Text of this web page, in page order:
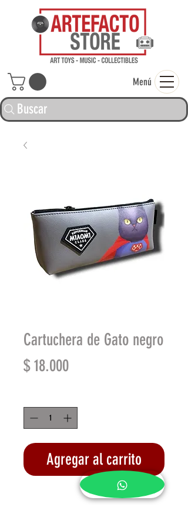
Buscar
Menú
Cartuchera de Gato negro
$ 18.000Precio
Agregar al carrito
Realizar compra